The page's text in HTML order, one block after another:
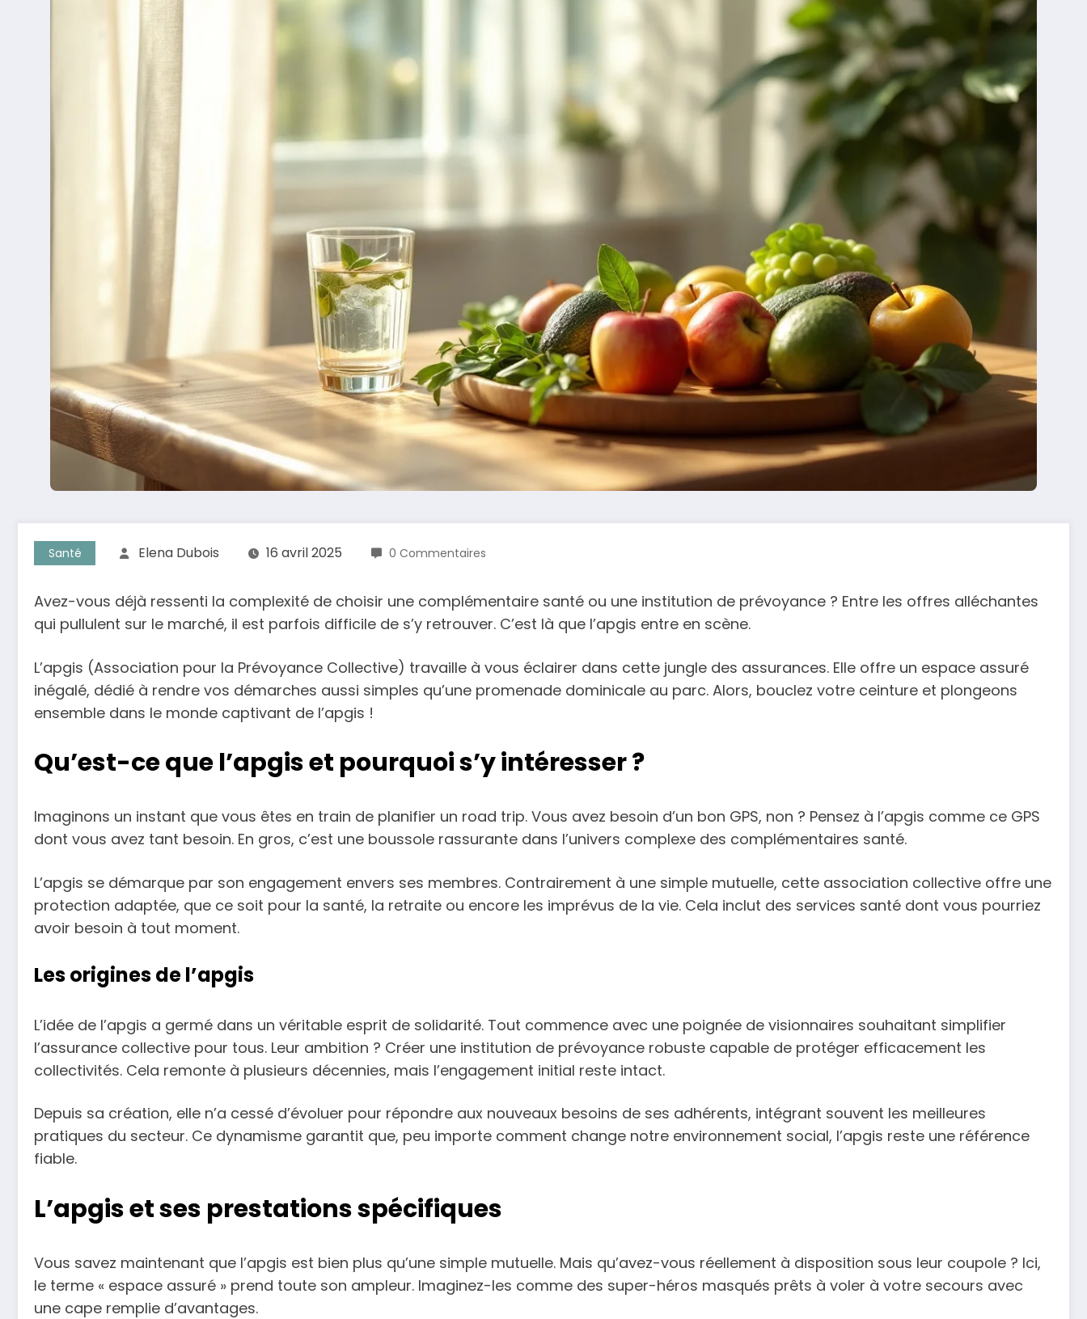
Santé Elena Dubois 16 avril 2025 0 Commentaires
Avez-vous déjà ressenti la complexité de choisir une complémentaire santé ou une institution de prévoyance ? Entre les offres alléchantes
qui pullulent sur le marché, il est parfois difficile de s’y retrouver. C’est là que l’apgis entre en scène.
L’apgis (Association pour la Prévoyance Collective) travaille à vous éclairer dans cette jungle des assurances. Elle offre un espace assuré
inégalé, dédié à rendre vos démarches aussi simples qu’une promenade dominicale au parc. Alors, bouclez votre ceinture et plongeons
ensemble dans le monde captivant de l’apgis !
Qu’est-ce que l’apgis et pourquoi s’y intéresser ?
Imaginons un instant que vous êtes en train de planifier un road trip. Vous avez besoin d’un bon GPS, non ? Pensez à l’apgis comme ce GPS
dont vous avez tant besoin. En gros, c’est une boussole rassurante dans l’univers complexe des complémentaires santé.
L’apgis se démarque par son engagement envers ses membres. Contrairement à une simple mutuelle, cette association collective offre une
protection adaptée, que ce soit pour la santé, la retraite ou encore les imprévus de la vie. Cela inclut des services santé dont vous pourriez
avoir besoin à tout moment.
Les origines de l’apgis
L’idée de l’apgis a germé dans un véritable esprit de solidarité. Tout commence avec une poignée de visionnaires souhaitant simplifier
l’assurance collective pour tous. Leur ambition ? Créer une institution de prévoyance robuste capable de protéger efficacement les
collectivités. Cela remonte à plusieurs décennies, mais l’engagement initial reste intact.
Depuis sa création, elle n’a cessé d’évoluer pour répondre aux nouveaux besoins de ses adhérents, intégrant souvent les meilleures
pratiques du secteur. Ce dynamisme garantit que, peu importe comment change notre environnement social, l’apgis reste une référence
fiable.
L’apgis et ses prestations spécifiques
Vous savez maintenant que l’apgis est bien plus qu’une simple mutuelle. Mais qu’avez-vous réellement à disposition sous leur coupole ? Ici,
le terme « espace assuré » prend toute son ampleur. Imaginez-les comme des super-héros masqués prêts à voler à votre secours avec
une cape remplie d’avantages.